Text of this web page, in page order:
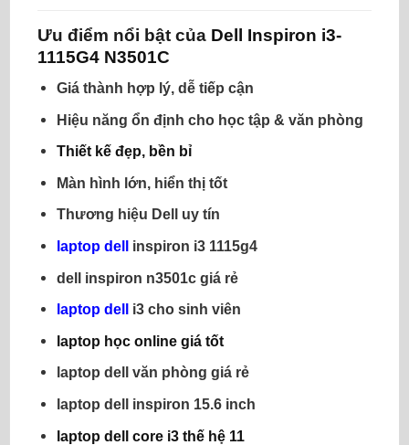
Ưu điểm nổi bật của Dell Inspiron i3-
1115G4 N3501C
Giá thành hợp lý, dễ tiếp cận
Hiệu năng ổn định cho học tập & văn phòng
Thiết kế đẹp, bền bỉ
Màn hình lớn, hiển thị tốt
Thương hiệu Dell uy tín
laptop dell inspiron i3 1115g4
dell inspiron n3501c giá rẻ
laptop dell i3 cho sinh viên
laptop học online giá tốt
laptop dell văn phòng giá rẻ
laptop dell inspiron 15.6 inch
laptop dell core i3 thế hệ 11